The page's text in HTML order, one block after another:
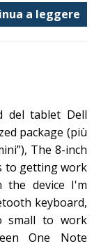
a leggere
del tablet Dell
package (più
The 8-inch
to getting work
device I'm
keyboard,
small to work
One Note